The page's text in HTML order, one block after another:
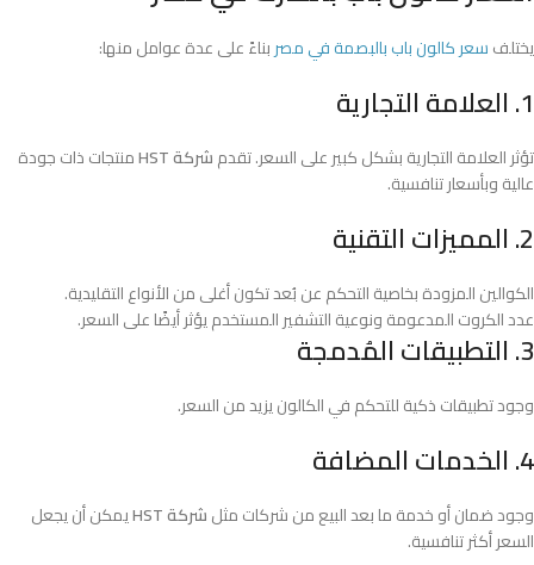
يختلفسعر كالون باب بالبصمة في مصربناءً على عدة عوامل منها:
1. العلامة التجارية
تؤثر العلامة التجارية بشكل كبير على السعر. تقدمشركة HST
منتجات ذات جودة
عالية وبأسعار تنافسية.
2. المميزات التقنية
الكوالين المزودة بخاصية التحكم عن بُعد تكون أغلى من الأنواع التقليدية.
عدد الكروت المدعومة ونوعية التشفير المستخدم يؤثر أيضًا على السعر.
3. التطبيقات المُدمجة
وجود تطبيقات ذكية للتحكم في الكالون يزيد من السعر.
4. الخدمات المضافة
وجود ضمان أو خدمة ما بعد البيع من شركات مثلشركة HST
يمكن أن يجعل
السعر أكثر تنافسية.